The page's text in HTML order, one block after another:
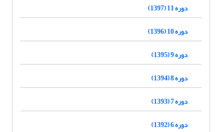
دوره 11 (1397)
دوره 10 (1396)
دوره 9 (1395)
دوره 8 (1394)
دوره 7 (1393)
دوره 6 (1392)